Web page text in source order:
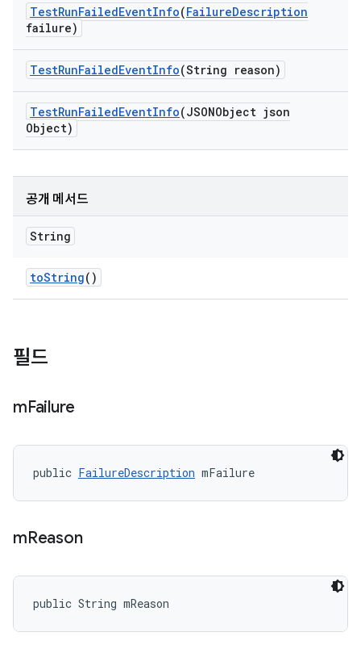
TestRunFailedEventInfo(FailureDescription
failure)
TestRunFailedEventInfo(String reason)
TestRunFailedEventInfo(JSONObject json
Object)
공개 메서드
String
toString()
필드
mFailure
public FailureDescription mFailure
mReason
public String mReason